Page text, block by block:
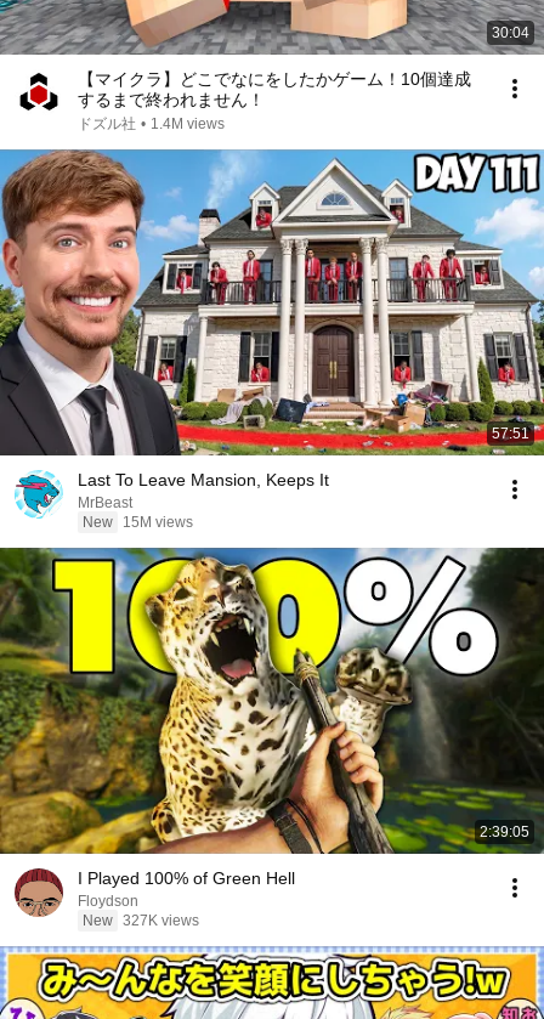
30:04
【マイクラ】どこでなにをしたかゲーム！10個達成
するまで終われません！
ドズル社 • 1.4M views
57:51
Last To Leave Mansion, Keeps It
MrBeast
New
15M views
2:39:05
I Played 100% of Green Hell
Floydson
New 327K views